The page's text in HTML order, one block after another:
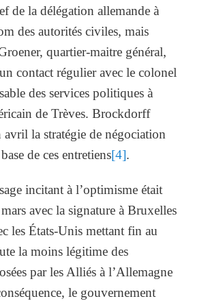
de la délégation allemande à
des autorités civiles, mais
quartier-maitre général,
contact régulier avec le colonel
des services politiques à
de Trèves. Brockdorff
avril la stratégie de négociation
de ces entretiens[4].
incitant à l’optimisme était
avec la signature à Bruxelles
les États-Unis mettant fin au
la moins légitime des
par les Alliés à l’Allemagne
le gouvernement